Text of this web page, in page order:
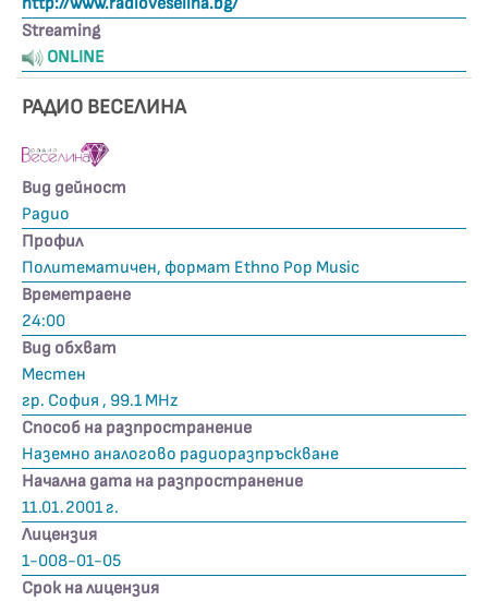
Streaming
ONLINE
РАДИО ВЕСЕЛИНА
Вид дейност
Радио
Профил
Политематичен, формат Ethno Pop Music
Времетраене
24:00
Вид обхват
Местен
гр. София , 99.1 MHz
Способ на разпространение
Наземно аналогово радиоразпръскване
Начална дата на разпространение
11.01.2001 г.
Лицензия
1-008-01-05
Срок на лицензия